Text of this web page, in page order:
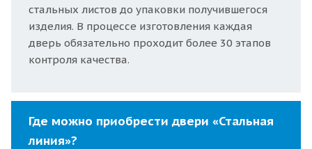
стальных листов до упаковки получившегося
изделия. В процессе изготовления каждая
дверь обязательно проходит более 30 этапов
контроля качества.
Где можно приобрести двери «Стальная
линия»?